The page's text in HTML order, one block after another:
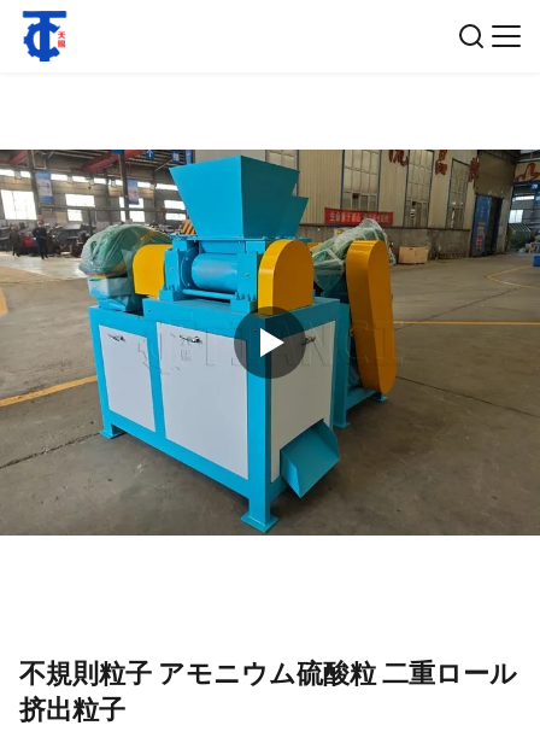
不規則粒子 アモニウム硫酸粒 二重ロール
挤出粒子